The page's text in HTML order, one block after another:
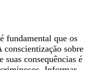
fundamental que os
sobre
consequências é